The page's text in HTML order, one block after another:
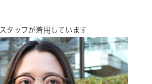
タッフが着用しています